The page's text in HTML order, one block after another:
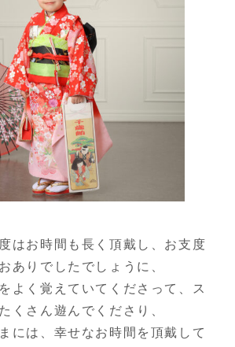
はお時間も長く頂戴し、お支度
ありでしたでしょうに、
よく覚えていてくださって、ス
くさん遊んでくださり、
には、幸せなお時間を頂戴して